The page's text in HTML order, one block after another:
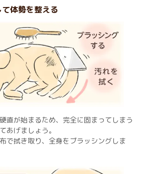
体勢を整える
直が始まるため、完全に固まってしまう
あげましょう。
で拭き取り、全身をブラッシングしま